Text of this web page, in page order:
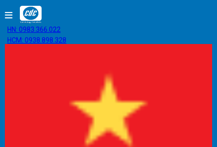
HN: 0983.366.022
HCM: 0938.898.328